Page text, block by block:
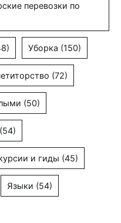
перевозки по
Уборка (150)
(72)
(50)
(54)
и гиды (45)
Языки (54)